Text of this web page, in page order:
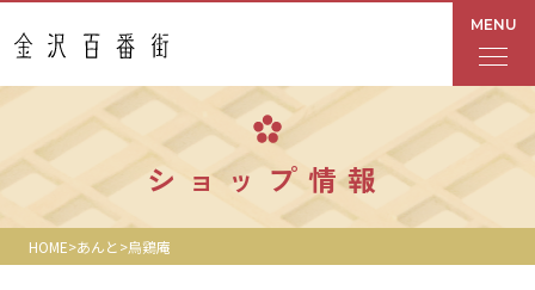
MENU
フロアガイド
あんと
Rinto
ショップ情報
HOME あんと 烏鶏庵